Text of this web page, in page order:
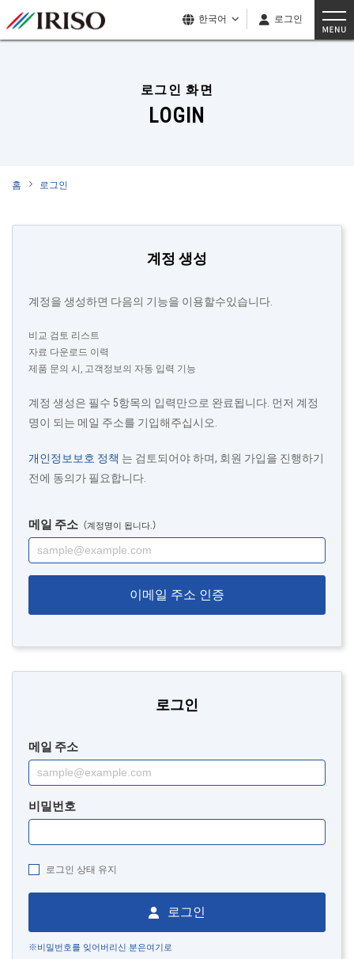
한국어 로그인
로그인 화면
LOGIN
홈 로그인
계정 생성
계정을 생성하면 다음의 기능을 이용할수있습니다.
비교 검토 리스트
자료 다운로드 이력
제품 문의 시, 고객정보의 자동 입력 기능
계정 생성은 필수 5항목의 입력만으로 완료됩니다. 먼저 계정
명이 되는 메일 주소를 기입해주십시오.
개인정보보호 정책 는 검토되어야 하며, 회원 가입을 진행하기
전에 동의가 필요합니다.
메일 주소 （계정명이 됩니다.）
이메일 주소 인증
로그인
메일 주소
비밀번호
로그인 상태 유지
로그인
※비밀번호를 잊어버리신 분은여기로